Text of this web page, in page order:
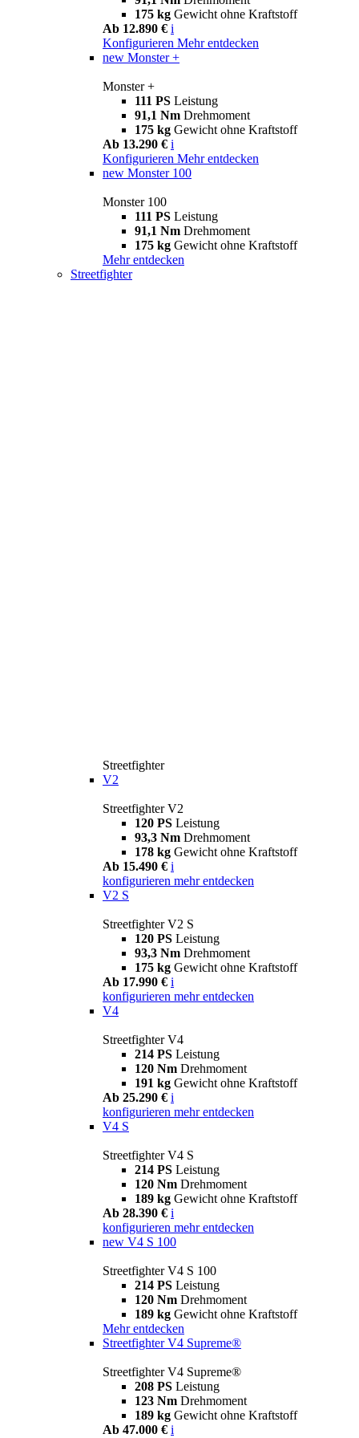
175 kg Gewicht ohne Kraftstoff
Ab 12.890 € i
Konfigurieren Mehr entdecken
new Monster +
Monster +
111 PS Leistung
91,1 Nm Drehmoment
175 kg Gewicht ohne Kraftstoff
Ab 13.290 € i
Konfigurieren Mehr entdecken
new Monster 100
Monster 100
111 PS Leistung
91,1 Nm Drehmoment
175 kg Gewicht ohne Kraftstoff
Mehr entdecken
Streetfighter
Streetfighter
V2
Streetfighter V2
120 PS Leistung
93,3 Nm Drehmoment
178 kg Gewicht ohne Kraftstoff
Ab 15.490 € i
konfigurieren mehr entdecken
V2 S
Streetfighter V2 S
120 PS Leistung
93,3 Nm Drehmoment
175 kg Gewicht ohne Kraftstoff
Ab 17.990 € i
konfigurieren mehr entdecken
V4
Streetfighter V4
214 PS Leistung
120 Nm Drehmoment
191 kg Gewicht ohne Kraftstoff
Ab 25.290 € i
konfigurieren mehr entdecken
V4 S
Streetfighter V4 S
214 PS Leistung
120 Nm Drehmoment
189 kg Gewicht ohne Kraftstoff
Ab 28.390 € i
konfigurieren mehr entdecken
new V4 S 100
Streetfighter V4 S 100
214 PS Leistung
120 Nm Drehmoment
189 kg Gewicht ohne Kraftstoff
Mehr entdecken
Streetfighter V4 Supreme®
Streetfighter V4 Supreme®
208 PS Leistung
123 Nm Drehmoment
189 kg Gewicht ohne Kraftstoff
Ab 47.000 € i